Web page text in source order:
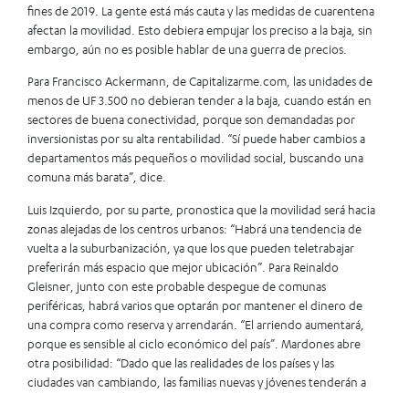
fines de 2019. La gente está más cauta y las medidas de cuarentena
afectan la movilidad. Esto debiera empujar los preciso a la baja, sin
embargo, aún no es posible hablar de una guerra de precios.
Para Francisco Ackermann, de Capitalizarme.com, las unidades de
menos de UF 3.500 no debieran tender a la baja, cuando están en
sectores de buena conectividad, porque son demandadas por
inversionistas por su alta rentabilidad. “Sí puede haber cambios a
departamentos más pequeños o movilidad social, buscando una
comuna más barata”, dice.
Luis Izquierdo, por su parte, pronostica que la movilidad será hacia
zonas alejadas de los centros urbanos: “Habrá una tendencia de
vuelta a la suburbanización, ya que los que pueden teletrabajar
preferirán más espacio que mejor ubicación”. Para Reinaldo
Gleisner, junto con este probable despegue de comunas
periféricas, habrá varios que optarán por mantener el dinero de
una compra como reserva y arrendarán. “El arriendo aumentará,
porque es sensible al ciclo económico del país”. Mardones abre
otra posibilidad: “Dado que las realidades de los países y las
ciudades van cambiando, las familias nuevas y jóvenes tenderán a